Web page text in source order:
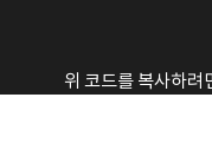
위 코드를 복사하려